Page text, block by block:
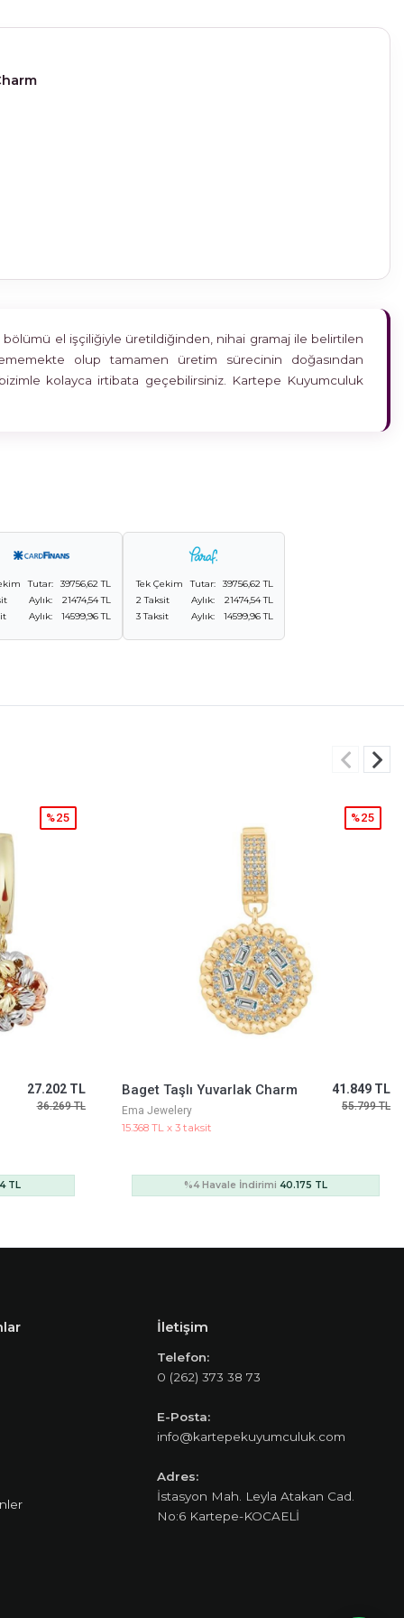
el işçiliğiyle üretildiğinden, nihai gramaj ile belirtilen
olup tamamen üretim sürecinin doğasından
bizimle kolayca irtibata geçebilirsiniz. Kartepe Kuyumculuk
Tutar:
39756,62 TL
Aylık:
21474,54 TL
Aylık: 14599,96 TL
Tek Çekim Tutar:
39756,62 TL
2 Taksit
Aylık:
21474,54 TL
3 Taksit
Aylık: 14599,96 TL
41.849 TL
55.799 TL
%25
TL
7Mm Z Gurmet Kolye
Ema Jewelery
61.473 TL x 3 taksit
167.396 TL
223.194 TL
%25
%4 Havale İndirimi160.700 TL
İletişim
Telefon:
0 (262) 373 38 73
E-Posta:
info@kartepekuyumculuk.com
Adres:
İstasyon Mah. Leyla Atakan Cad.
No:6 Kartepe-KOCAELİ